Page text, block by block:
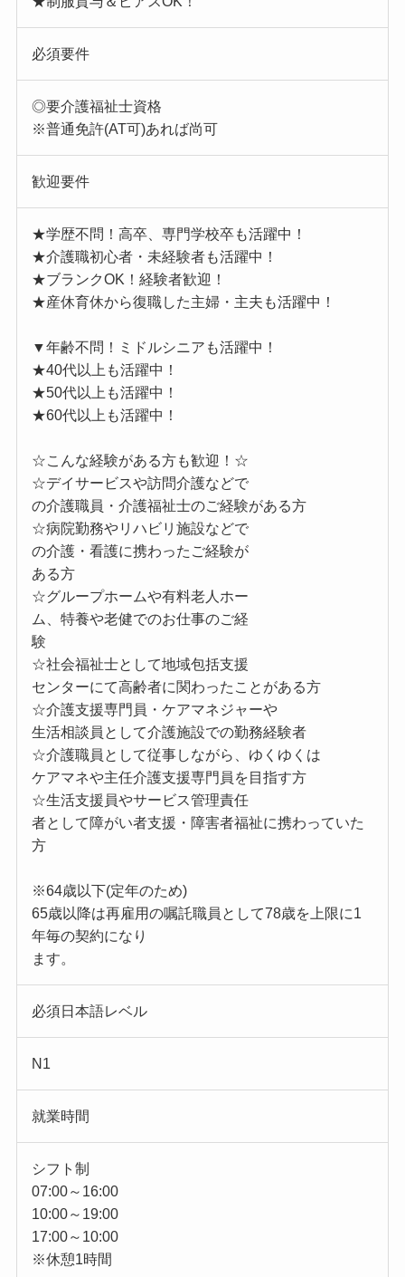
必須要件
◎要介護福祉士資格
※普通免許(AT可)あれば尚可
歓迎要件
★学歴不問！高卒、専門学校卒も活躍中！
★介護職初心者・未経験者も活躍中！
★ブランクOK！経験者歓迎！
★産休育休から復職した主婦・主夫も活躍中！
▼年齢不問！ミドルシニアも活躍中！
★40代以上も活躍中！
★50代以上も活躍中！
★60代以上も活躍中！
☆こんな経験がある方も歓迎！☆
☆デイサービスや訪問介護などで
の介護職員・介護福祉士のご経験がある方
☆病院勤務やリハビリ施設などで
の介護・看護に携わったご経験が
ある方
☆グループホームや有料老人ホー
ム、特養や老健でのお仕事のご経
験
☆社会福祉士として地域包括支援
センターにて高齢者に関わったことがある方
☆介護支援専門員・ケアマネジャーや
生活相談員として介護施設での勤務経験者
☆介護職員として従事しながら、ゆくゆくは
ケアマネや主任介護支援専門員を目指す方
☆生活支援員やサービス管理責任
者として障がい者支援・障害者福祉に携わっていた
方
※64歳以下(定年のため)
65歳以降は再雇用の嘱託職員として78歳を上限に1
年毎の契約になり
ます。
必須日本語レベル
N1
就業時間
シフト制
07:00～16:00
10:00～19:00
17:00～10:00
※休憩1時間